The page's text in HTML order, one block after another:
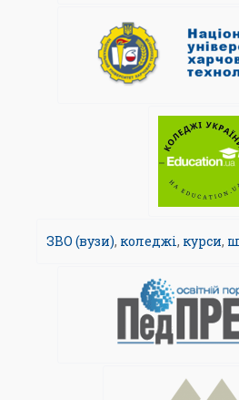
ЗВО (вузи), коледжі, курси,